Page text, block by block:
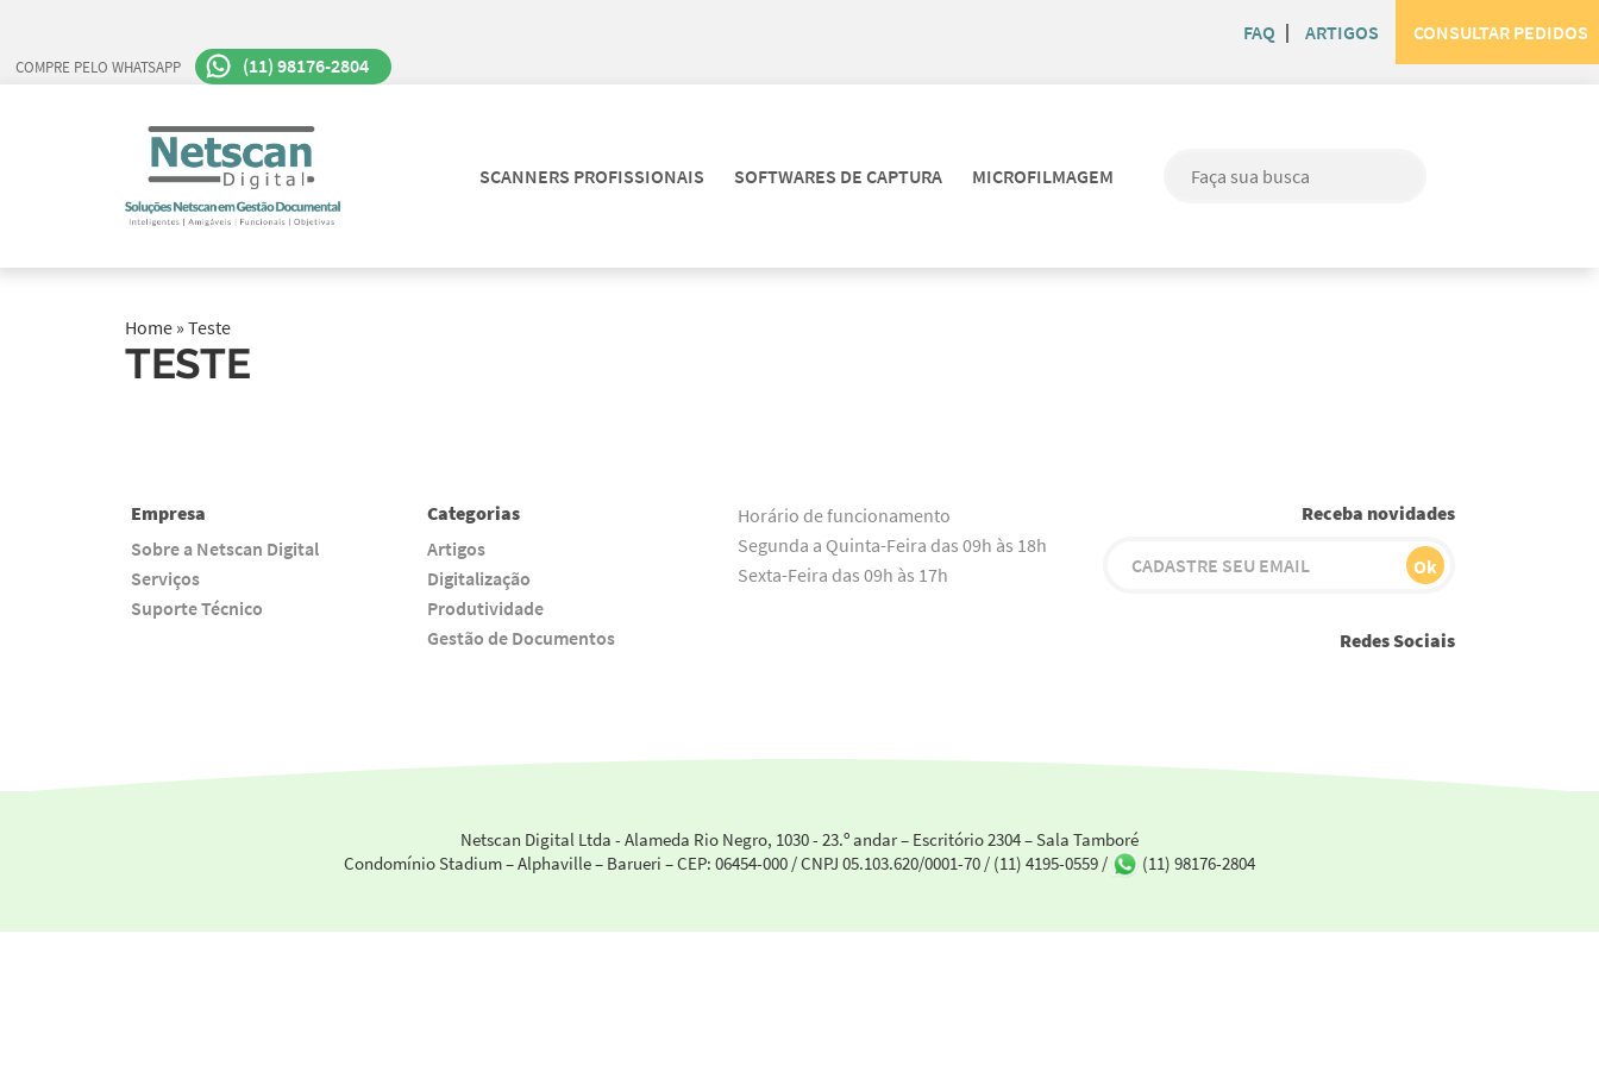
COMPRE PELO WHATSAPP (11) 98176-2804
FAQ ARTIGOS CONSULTAR PEDIDOS
SCANNERS PROFISSIONAIS SOFTWARES DE CAPTURA MICROFILMAGEM
Home» Teste
TESTE
Empresa
Sobre a Netscan Digital
Serviços
Suporte Técnico
Categorias
Artigos
Digitalização
Produtividade
Gestão de Documentos
Horário de funcionamento
Segunda a Quinta-Feira das 09h às 18h
Sexta-Feira das 09h às 17h
Receba novidades
Redes Sociais
Netscan Digital Ltda - Alameda Rio Negro, 1030 - 23.º andar – Escritório 2304 – Sala Tamboré
Condomínio Stadium – Alphaville – Barueri – CEP: 06454-000 / CNPJ 05.103.620/0001-70 / (11) 4195-0559 / (11) 98176-2804